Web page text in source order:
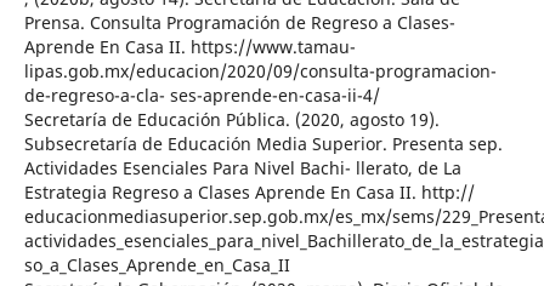
Prensa. Consulta Programación de Regreso a Clases-
Aprende En Casa II. https://www.tamau-
lipas.gob.mx/educacion/2020/09/consulta-programacion-
de-regreso-a-cla- ses-aprende-en-casa-ii-4/
Secretaría de Educación Pública. (2020, agosto 19).
Subsecretaría de Educación Media Superior. Presenta sep.
Actividades Esenciales Para Nivel Bachi- llerato, de La
Estrategia Regreso a Clases Aprende En Casa II. http://
educacionmediasuperior.sep.gob.mx/es_mx/sems/
so_a_Clases_Aprende_en_Casa_II